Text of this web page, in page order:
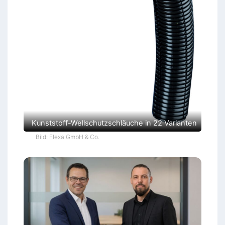
Kunststoff-Wellschutzschläuche in 22 Varianten
Bild: Flexa GmbH & Co.